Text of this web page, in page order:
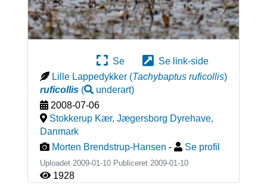
Se
Se link-side
Lille Lappedykker (Tachybaptus ruficollis)
ruficollis( underart)
2008-07-06
Stokkerup Kær, Jægersborg Dyrehave,
Danmark
Morten Brendstrup-Hansen - Se profil
Uploadet 2009-01-10 Publiceret 2009-01-10
1928